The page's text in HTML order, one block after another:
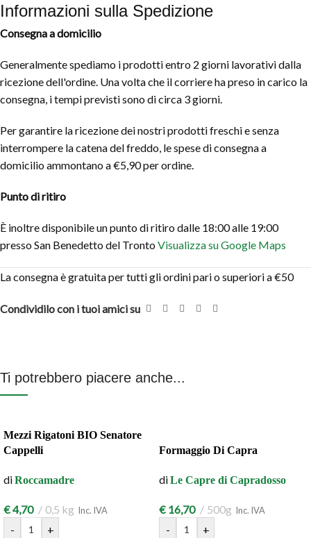
Informazioni sulla Spedizione
Consegna a domicilio
Generalmente spediamo i prodotti entro 2 giorni lavorativi dalla
ricezione dell'ordine. Una volta che il corriere ha preso in carico la
consegna, i tempi previsti sono di circa 3 giorni.
Per garantire la ricezione dei nostri prodotti freschi e senza
interrompere la catena del freddo, le spese di consegna a
domicilio ammontano a €5,90 per ordine.
Punto di ritiro
È inoltre disponibile un punto di ritiro dalle 18:00 alle 19:00
presso San Benedetto del TrontoVisualizza su Google Maps
La consegna è gratuita per tutti gli ordini pari o superiori a €50
Condividilo con i tuoi amici su
Ti potrebbero piacere anche...
Mezzi Rigatoni BIO Senatore
Cappelli
diRoccamadre
€4,70 0,5 kg Inc. IVA
- +
Formaggio Di Capra
diLe Capre di Capradosso
€ 16,70 500g Inc. IVA
- +